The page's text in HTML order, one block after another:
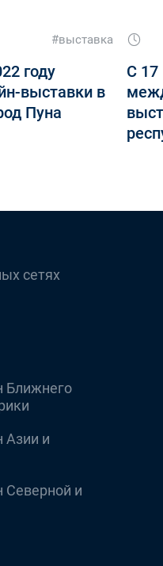
#выставка
году
выставки в
Пуна
С 17
сетях
Ближнего
Азии и
Северной и